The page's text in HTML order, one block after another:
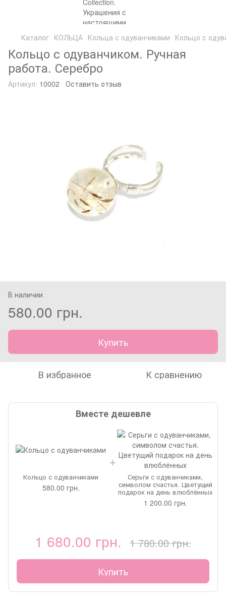
Каталог КОЛЬЦА Кольца с одуванчиками Кольцо с
Кольцо с одуванчиком. Ручная
работа. Серебро
Артикул: 10002 Оставить отзыв
В наличии
580.00 грн.
Купить
В избранное К сравнению
Вместе дешевле
Кольцо с одуванчиками
580.00 грн.
Серьги с одуванчиками,
символом счастья. Цветущий
подарок на день влюблённых
1 200.00 грн.
1 680.00 грн. 1 780.00 грн.
Купить